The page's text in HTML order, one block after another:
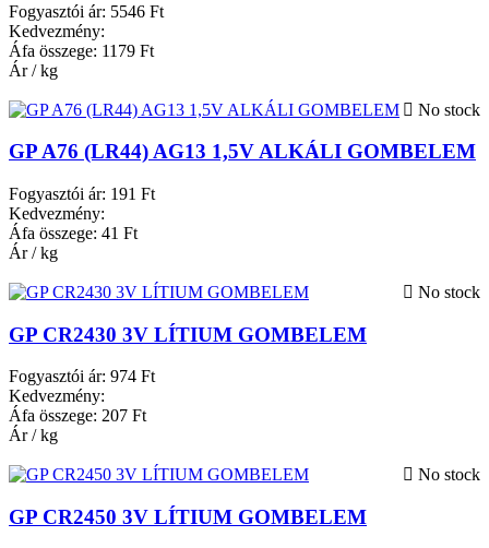
Fogyasztói ár: 5546 Ft
Kedvezmény:
Áfa összege: 1179 Ft
Ár / kg
No stock
GP A76 (LR44) AG13 1,5V ALKÁLI GOMBELEM
Fogyasztói ár: 191 Ft
Kedvezmény:
Áfa összege: 41 Ft
Ár / kg
No stock
GP CR2430 3V LÍTIUM GOMBELEM
Fogyasztói ár: 974 Ft
Kedvezmény:
Áfa összege: 207 Ft
Ár / kg
No stock
GP CR2450 3V LÍTIUM GOMBELEM